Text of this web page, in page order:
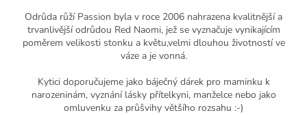
Odrůda růží Passion byla v roce 2006 nahrazena kvalitnější a
trvanlivější odrůdou Red Naomi, jež se vyznačuje vynikajícím
poměrem velikosti stonku a květu,velmi dlouhou životností ve
váze a je vonná.
Kytici doporučujeme jako báječný dárek pro maminku k
narozeninám, vyz­nání lásky přítelkyni, manželce nebo jako
omluvenku za průšvihy většího rozsahu :-)